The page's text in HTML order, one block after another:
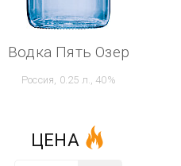
Водка Пять Озер
Россия, 0.25 л., 40%
ЦЕНА